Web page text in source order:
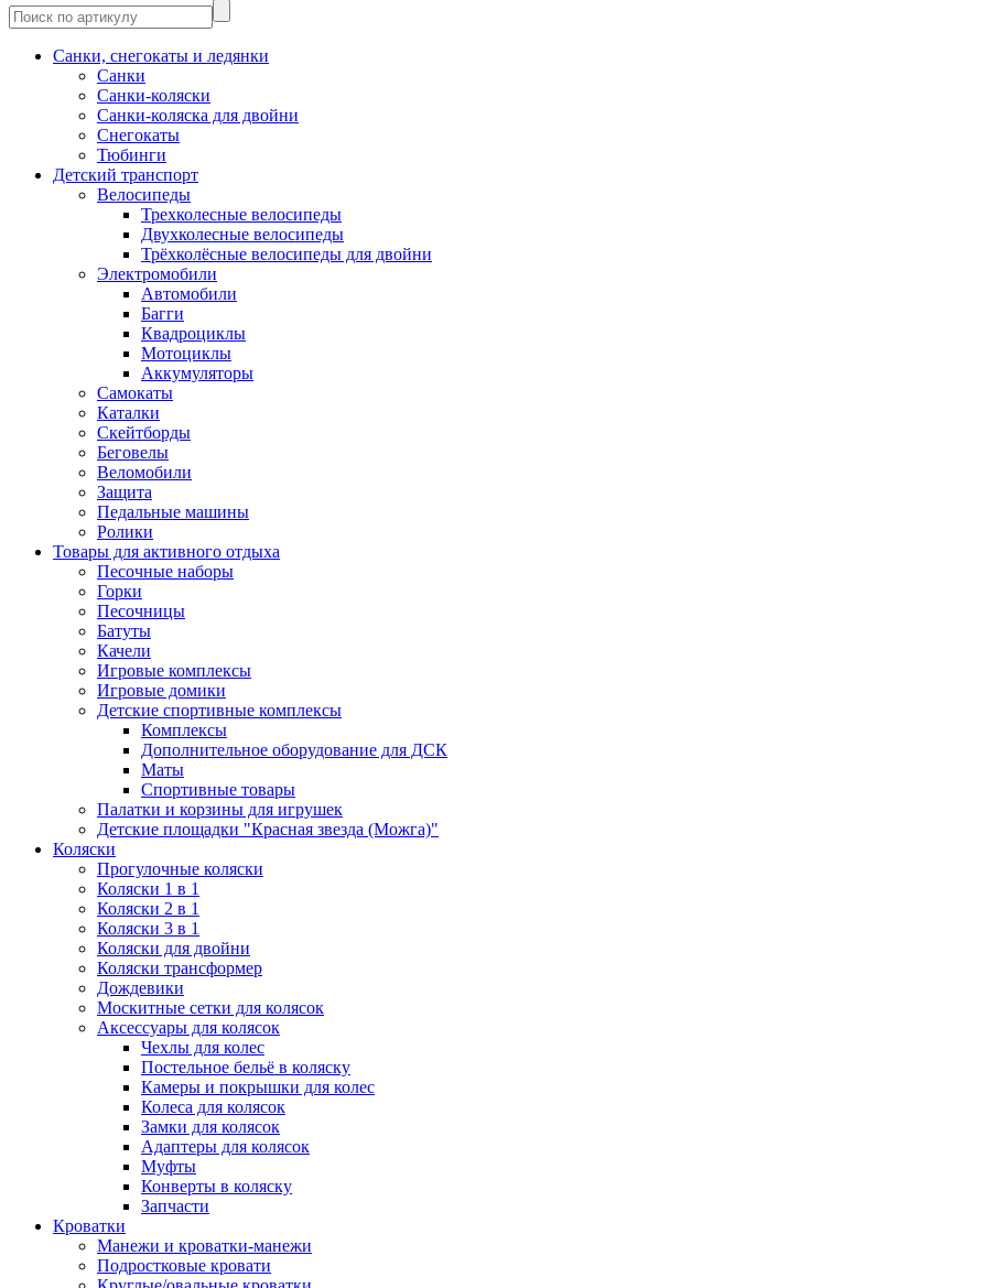
Санки, снегокаты и ледянки
Санки
Санки-коляски
Санки-коляска для двойни
Снегокаты
Тюбинги
Детский транспорт
Велосипеды
Трехколесные велосипеды
Двухколесные велосипеды
Трёхколёсные велосипеды для двойни
Электромобили
Автомобили
Багги
Квадроциклы
Мотоциклы
Аккумуляторы
Самокаты
Каталки
Скейтборды
Беговелы
Веломобили
Защита
Педальные машины
Ролики
Товары для активного отдыха
Песочные наборы
Горки
Песочницы
Батуты
Качели
Игровые комплексы
Игровые домики
Детские спортивные комплексы
Комплексы
Дополнительное оборудование для ДСК
Маты
Спортивные товары
Палатки и корзины для игрушек
Детские площадки "Красная звезда (Можга)"
Коляски
Прогулочные коляски
Коляски 1 в 1
Коляски 2 в 1
Коляски 3 в 1
Коляски для двойни
Коляски трансформер
Дождевики
Москитные сетки для колясок
Аксессуары для колясок
Чехлы для колес
Постельное бельё в коляску
Камеры и покрышки для колес
Колеса для колясок
Замки для колясок
Адаптеры для колясок
Муфты
Конверты в коляску
Запчасти
Кроватки
Манежи и кроватки-манежи
Подростковые кровати